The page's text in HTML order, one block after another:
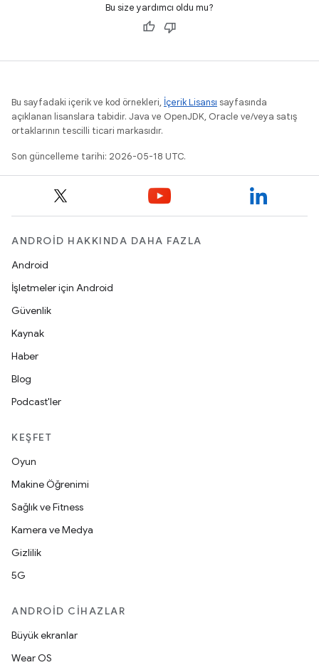
Bu size yardımcı oldu mu?
Bu sayfadaki içerik ve kod örnekleri, İçerik Lisansı sayfasında
açıklanan lisanslara tabidir. Java ve OpenJDK, Oracle ve/veya satış
ortaklarının tescilli ticari markasıdır.
Son güncelleme tarihi: 2026-05-18 UTC.
ANDROID HAKKINDA DAHA FAZLA
Android
İşletmeler için Android
Güvenlik
Kaynak
Haber
Blog
Podcast'ler
KEŞFET
Oyun
Makine Öğrenimi
Sağlık ve Fitness
Kamera ve Medya
Gizlilik
5G
ANDROID CIHAZLAR
Büyük ekranlar
Wear OS